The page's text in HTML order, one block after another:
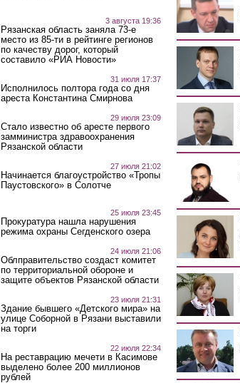
3 августа 19:36
Рязанская область заняла 73-е
место из 85-ти в рейтинге регионов
по качеству дорог, который
составило «РИА Новости»
31 июля 17:37
Исполнилось полтора года со дня
ареста Константина Смирнова
29 июля 23:09
Стало известно об аресте первого
замминистра здравоохранения
Рязанской области
27 июля 21:02
Начинается благоустройство «Тропы
Паустовского» в Солотче
25 июля 23:45
Прокуратура нашла нарушения
режима охраны Сегденского озера
24 июля 21:06
Облправительство создаст комитет
по территориальной обороне и
защите объектов Рязанской области
23 июля 21:31
Здание бывшего «Детского мира» на
улице Соборной в Рязани выставили
на торги
22 июля 22:34
На реставрацию мечети в Касимове
выделено более 200 миллионов
рублей